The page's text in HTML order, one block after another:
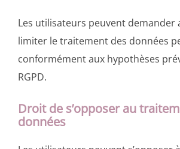
Les utilisateurs peuvent demander
limiter le traitement des données
conformément aux hypothèses
RGPD.
Droit de s’opposer au
données